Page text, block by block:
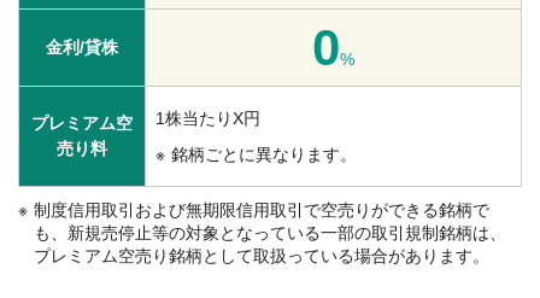
金利/貸株 0%
プレミアム空
売り料
1株当たりX円
銘柄ごとに異なります。
制度信用取引および無期限信用取引で空売りができる銘柄で
も、新規売停止等の対象となっている一部の取引規制銘柄は、
プレミアム空売り銘柄として取扱っている場合があります。